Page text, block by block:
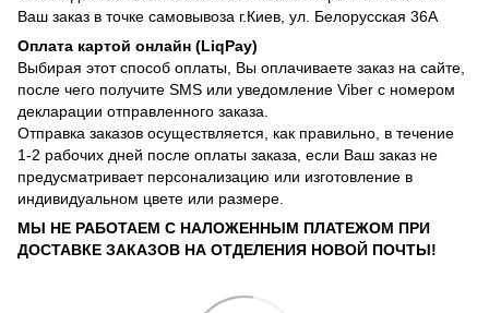
Ваш заказ в точке самовывоза г.Киев, ул. Белорусская 36А
Оплата картой онлайн (LiqPay)
Выбирая этот способ оплаты, Вы оплачиваете заказ на сайте,
после чего получите SMS или уведомление Viber с номером
декларации отправленного заказа.
Отправка заказов осуществляется, как правильно, в течение
1-2 рабочих дней после оплаты заказа, если Ваш заказ не
предусматривает персонализацию или изготовление в
индивидуальном цвете или размере.
МЫ НЕ РАБОТАЕМ С НАЛОЖЕННЫМ ПЛАТЕЖОМ ПРИ
ДОСТАВКЕ ЗАКАЗОВ НА ОТДЕЛЕНИЯ НОВОЙ ПОЧТЫ!